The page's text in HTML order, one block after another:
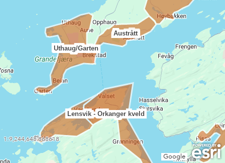
Uthaug/Garten
Lensvik - Orkanger kveld
Austrått
Google
1:9,244,648.868618